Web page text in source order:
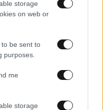
storage
on web or
be sent to
purposes.
me
storage